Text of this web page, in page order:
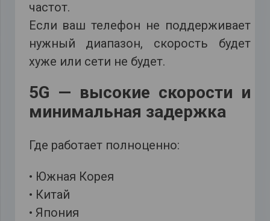
частот.
Если ваш телефон не поддерживает
нужный диапазон, скорость будет
хуже или сети не будет.
5G — высокие скорости и
минимальная задержка
Где работает полноценно:
• Южная Корея
• Китай
• Япония